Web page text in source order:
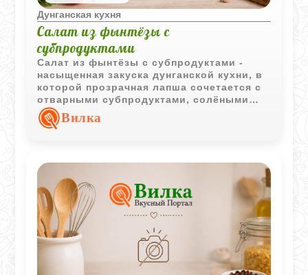
Дунганская кухня
Салат из фынтёзы с
субпродуктами
Салат из фынтёзы с субпродуктами -
насыщенная закуска дунганской кухни, в
которой прозрачная лапша сочетается с
отварными субпродуктами, солёными
овощами и ароматной чесночной
заправкой. Блюдо получается ярким,
Вилка